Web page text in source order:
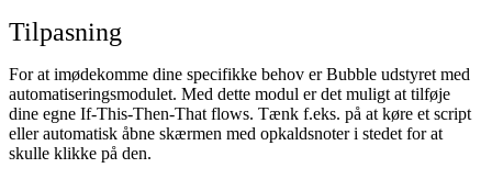
Tilpasning
For at imødekomme dine specifikke behov er Bubble udstyret med
automatiseringsmodulet. Med dette modul er det muligt at tilføje
dine egne If-This-Then-That flows. Tænk f.eks. på at køre et script
eller automatisk åbne skærmen med opkaldsnoter i stedet for at
skulle klikke på den.